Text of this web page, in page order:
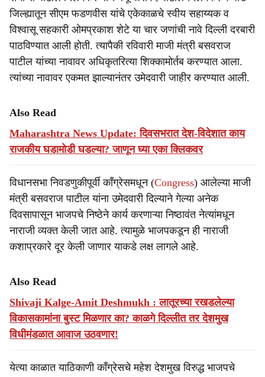
जिल्ह्यातून सीएम फडणवीस यांचे एकेकाळचे स्वीय सहाय्यक व
विश्वासू सहकारी ओमप्रकाश शेटे या चार जणांची नावे दिल्ली दरबारी
पाठविण्यात आली होती. त्यापैकी रविवारी माजी मंत्री बसवराज
पाटील यांच्या नावावर अधिकृतरित्या शिक्कामोर्तब करण्यात आला.
त्यांच्या नावावर एकमत झाल्यानंतर उमेदवारी जाहीर करण्यात आली.
Also Read
Maharashtra News Update: दिवसभरात देश-विदेशात काय
राजकीय घडामोडी घडल्या? जाणून घ्या एका क्लिकवर
विधानसभा निवडणुकीपूर्वी काँग्रेसमधून (Congress) आलेल्या माजी
मंत्री बसवराज पाटील यांना उमेदवारी दिल्याने गेल्या अनेक
दिवसापासून भाजपचे निष्ठेने कार्य करणाऱ्या निष्ठावंत नेत्यांमधून
नाराजी व्यक्त केली जात आहे. त्यामुळे भाजपकडून ही नाराजी
कशाप्रकारे दूर केली जाणार याकडे लक्ष लागले आहे.
Also Read
Shivaji Kalge-Amit Deshmukh : लातूरच्या रखडलेल्या
विकासकामांना बुस्ट मिळणार का? काळगे दिल्लीत तर देशमुख
विधीमंडळात आवाज उठवणार!
येत्या काळात याठिकाणी काँग्रेसचे महेश देशमुख विरुद्ध भाजपचे